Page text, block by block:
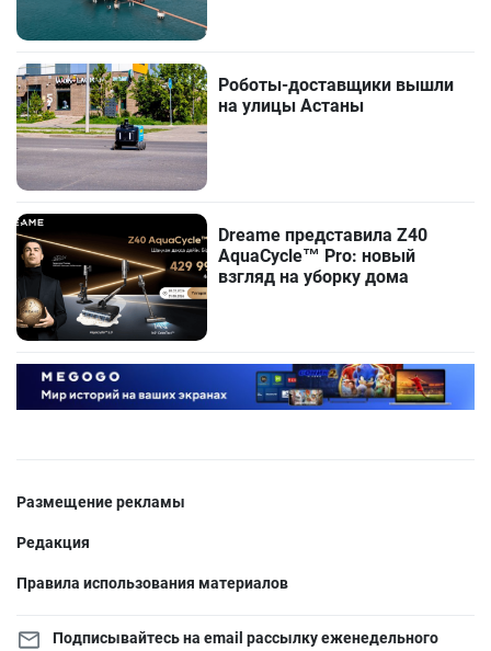
Роботы-доставщики вышли
на улицы Астаны
Dreame представила Z40
AquaCycle™ Pro: новый
взгляд на уборку дома
Размещение рекламы
Редакция
Правила использования материалов
Подписывайтесь на email рассылку еженедельного